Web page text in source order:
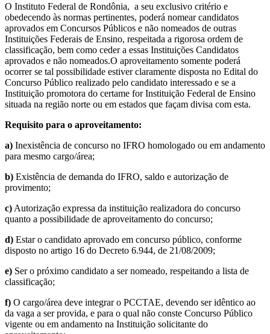
O Instituto Federal de Rondônia, a seu exclusivo critério e
obedecendo às normas pertinentes, poderá nomear candidatos
aprovados em Concursos Públicos e não nomeados de outras
Instituições Federais de Ensino, respeitada a rigorosa ordem de
classificação, bem como ceder a essas Instituições Candidatos
aprovados e não nomeados.O aproveitamento somente poderá
ocorrer se tal possibilidade estiver claramente disposta no Edital do
Concurso Público realizado pelo candidato interessado e se a
Instituição promotora do certame for Instituição Federal de Ensino
situada na região norte ou em estados que façam divisa com esta.
Requisito para o aproveitamento:
a) Inexistência de concurso no IFRO homologado ou em andamento
para mesmo cargo/área;
b) Existência de demanda do IFRO, saldo e autorização de
provimento;
c) Autorização expressa da instituição realizadora do concurso
quanto a possibilidade de aproveitamento do concurso;
d) Estar o candidato aprovado em concurso público, conforme
disposto no artigo 16 do Decreto 6.944, de 21/08/2009;
e) Ser o próximo candidato a ser nomeado, respeitando a lista de
classificação;
f) O cargo/área deve integrar o PCCTAE, devendo ser idêntico ao
da vaga a ser provida, e para o qual não conste Concurso Público
vigente ou em andamento na Instituição solicitante do